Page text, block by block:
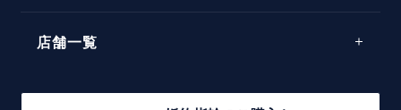
エレガント
30万円台～
20万円台～
店舗一覧